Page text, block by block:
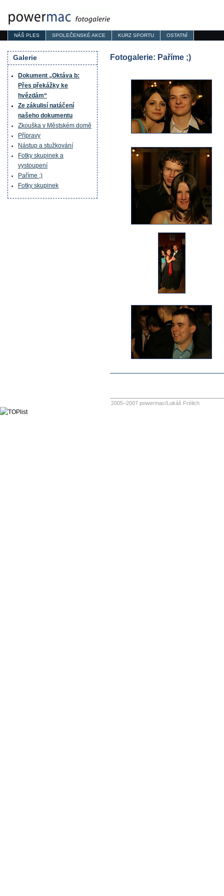
NÁŠ PLES SPOLEČENSKÉ AKCE KURZ SPORTU OSTATNÍ
Fotogalerie: Paříme ;)
Galerie
Dokument „Oktáva b:
Přes překážky ke
hvězdám“
Ze zákulisí natáčení
našeho dokumentu
Zkouška v Městském domě
Přípravy
Nástup a stužkování
Fotky skupinek a
vystoupení
Paříme ;)
Fotky skupinek
2005–2007 powermac/Lukáš Frélich